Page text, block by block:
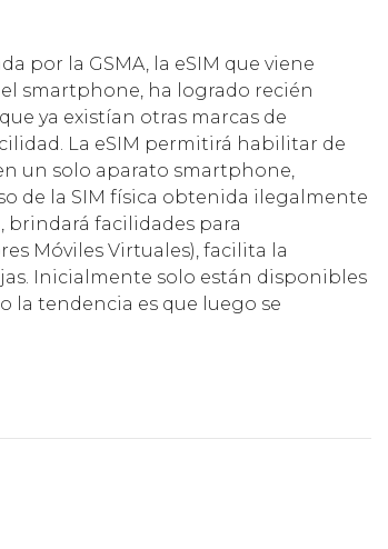
por la GSMA, la eSIM que viene
smartphone, ha logrado recién
ya existían otras marcas de
La eSIM permitirá habilitar de
un solo aparato smartphone,
de la SIM física obtenida ilegalmente
facilidades para
Móviles Virtuales), facilita la
Inicialmente solo están disponibles
la tendencia es que luego se